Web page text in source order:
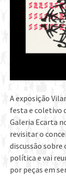
A exposição
festa e coletivo
Galeria Ecarta
revisitar o
discussão
política e vai
por peças em